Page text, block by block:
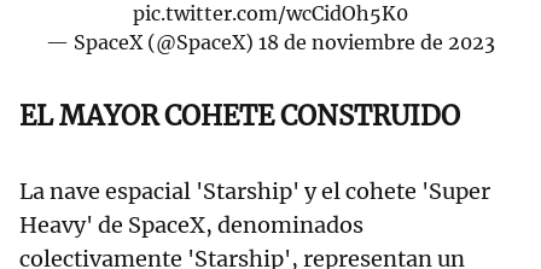
pic.twitter.com/wcCidOh5K0
— SpaceX (@SpaceX) 18 de noviembre de 2023
EL MAYOR COHETE CONSTRUIDO
La nave espacial 'Starship' y el cohete 'Super
Heavy' de SpaceX, denominados
colectivamente 'Starship', representan un